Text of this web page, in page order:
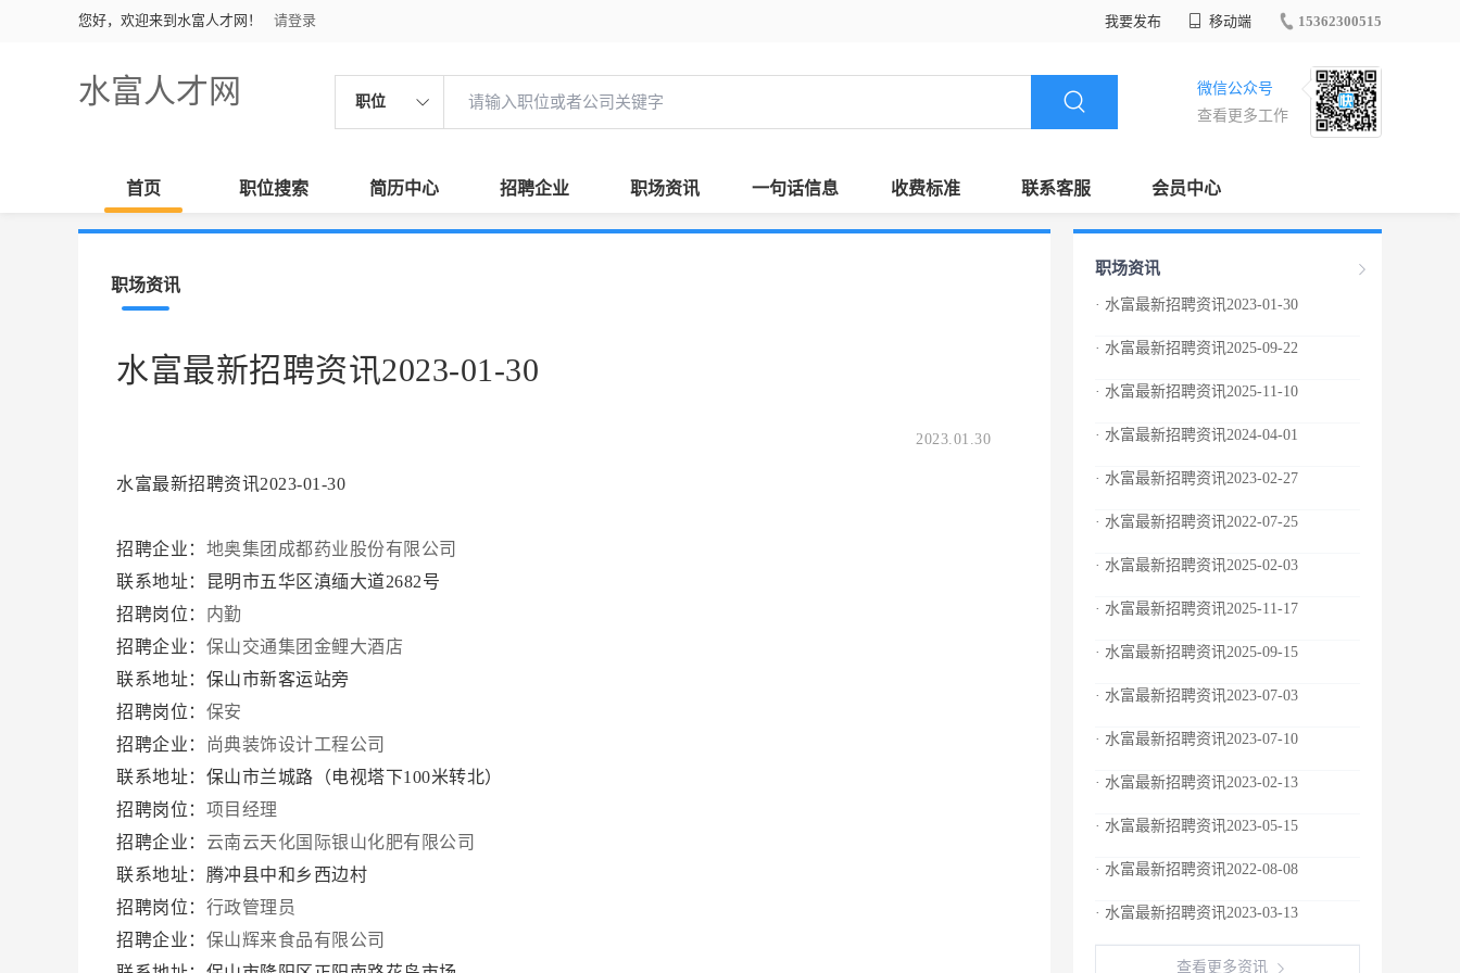
您好，欢迎来到水富人才网！ 请登录 我要发布 移动端 15362300515
水富人才网 职位
微信公众号
查看更多工作
首页 职位搜索 简历中心 招聘企业 职场资讯 一句话信息 收费标准 联系客服 会员中心
职场资讯
水富最新招聘资讯2023-01-30
2023.01.30
水富最新招聘资讯2023-01-30
招聘企业： 地奥集团成都药业股份有限公司
联系地址：昆明市五华区滇缅大道2682号
招聘岗位： 内勤
招聘企业： 保山交通集团金鲤大酒店
联系地址：保山市新客运站旁
招聘岗位： 保安
招聘企业：
尚典装饰设计工程公司
联系地址：保山市兰城路（电视塔下100米转北）
招聘岗位： 项目经理
招聘企业： 云南云天化国际银山化肥有限公司
联系地址：腾冲县中和乡西边村
招聘岗位： 行政管理员
招聘企业： 保山辉来食品有限公司
职场资讯
· 水富最新招聘资讯2023-01-30
· 水富最新招聘资讯2025-09-22
· 水富最新招聘资讯2025-11-10
· 水富最新招聘资讯2024-04-01
· 水富最新招聘资讯2023-02-27
· 水富最新招聘资讯2022-07-25
· 水富最新招聘资讯2025-02-03
· 水富最新招聘资讯2025-11-17
· 水富最新招聘资讯2025-09-15
· 水富最新招聘资讯2023-07-03
· 水富最新招聘资讯2023-07-10
· 水富最新招聘资讯2023-02-13
· 水富最新招聘资讯2023-05-15
· 水富最新招聘资讯2022-08-08
· 水富最新招聘资讯2023-03-13
查看更多资讯